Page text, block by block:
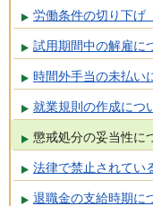
労働条件の切り下げ
試用期間中の解雇に
時間外手当の未払い
就業規則の作成につ
懲戒処分の妥当性に
法律で禁止されてい
退職金の支給時期に